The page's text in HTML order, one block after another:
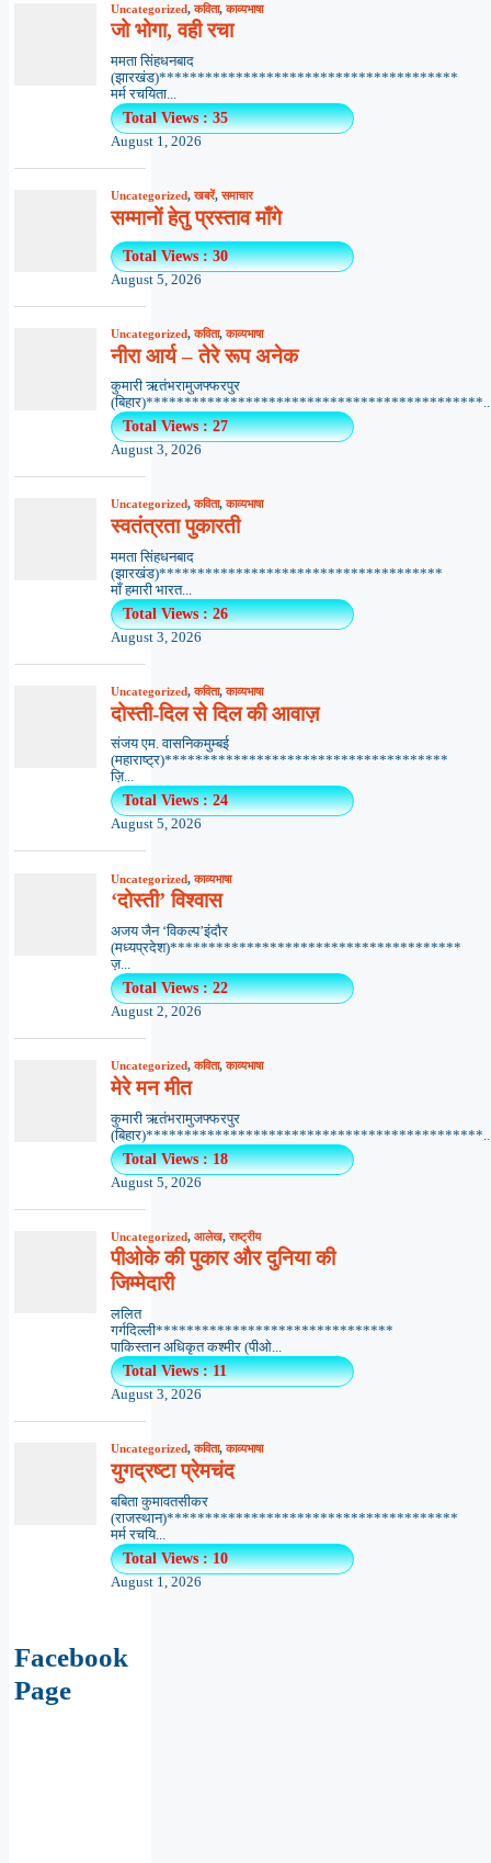
Uncategorized,कविता,काव्यभाषा
जो भोगा, वही रचा
ममता सिंहधनबाद
(झारखंड)***************************************
मर्म रचयिता...
Total Views : 35
August 1, 2026
Uncategorized,खबरें,समाचार
सम्मानों हेतु प्रस्ताव माँगे
Total Views : 30
August 5, 2026
Uncategorized,कविता,काव्यभाषा
नीरा आर्य – तेरे रूप अनेक
कुमारी ऋतंभरामुजफ्फरपुर
Total Views : 27
August 3, 2026
Uncategorized,कविता,काव्यभाषा
स्वतंत्रता पुकारती
ममता सिंहधनबाद
(झारखंड)*************************************
माँ हमारी भारत...
Total Views : 26
August 3, 2026
Uncategorized,कविता,काव्यभाषा
दोस्ती-दिल से दिल की आवाज़
संजय एम. वासनिकमुम्बई
(महाराष्ट्र)*************************************
ज़ि...
Total Views : 24
August 5, 2026
Uncategorized,काव्यभाषा
‘दोस्ती’ विश्वास
अजय जैन ‘विकल्प’इंदौर
(मध्यप्रदेश)**************************************
ज़...
Total Views : 22
August 2, 2026
Uncategorized,कविता,काव्यभाषा
मेरे मन मीत
कुमारी ऋतंभरामुजफ्फरपुर
Total Views : 18
August 5, 2026
Uncategorized, आलेख,राष्ट्रीय
पीओके की पुकार और दुनिया की
जिम्मेदारी
ललित
गर्गदिल्ली*******************************
पाकिस्तान अधिकृत कश्मीर (पीओ...
Total Views : 11
August 3, 2026
Uncategorized,कविता,काव्यभाषा
युगद्रष्टा प्रेमचंद
बबिता कुमावतसीकर
(राजस्थान)**************************************
मर्म रचयि...
Total Views : 10
August 1, 2026
Facebook
Page